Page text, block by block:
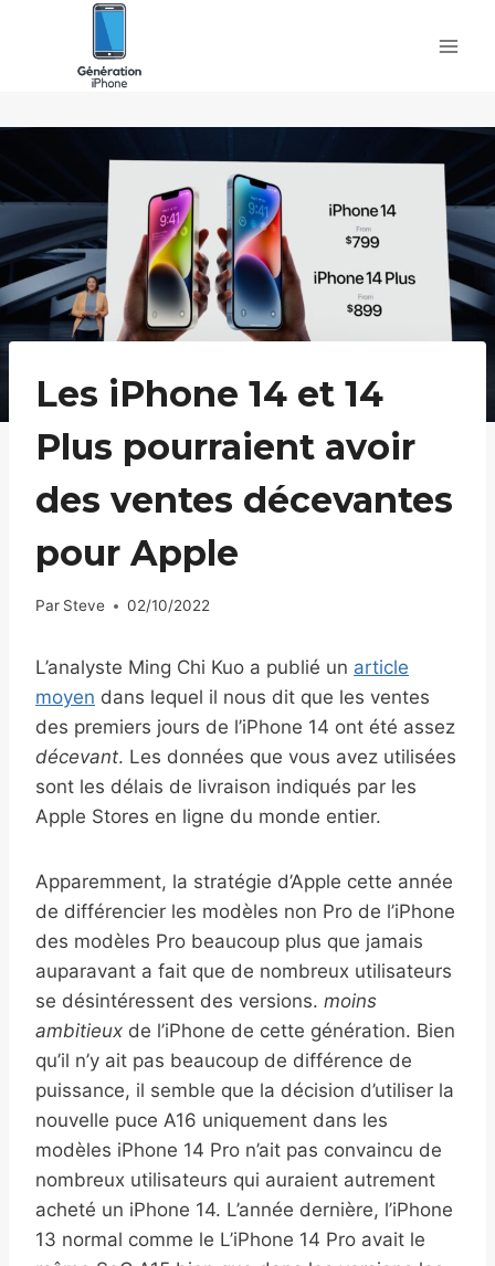
Les iPhone 14 et 14
Plus pourraient avoir
des ventes décevantes
pour Apple
Par Steve 02/10/2022
L’analyste Ming Chi Kuo a publié un article
moyen dans lequel il nous dit que les ventes
des premiers jours de l’iPhone 14 ont été assez
décevant. Les données que vous avez utilisées
sont les délais de livraison indiqués par les
Apple Stores en ligne du monde entier.
Apparemment, la stratégie d’Apple cette année
de différencier les modèles non Pro de l’iPhone
des modèles Pro beaucoup plus que jamais
auparavant a fait que de nombreux utilisateurs
se désintéressent des versions. moins
ambitieux de l’iPhone de cette génération. Bien
qu’il n’y ait pas beaucoup de différence de
puissance, il semble que la décision d’utiliser la
nouvelle puce A16 uniquement dans les
modèles iPhone 14 Pro n’ait pas convaincu de
nombreux utilisateurs qui auraient autrement
acheté un iPhone 14. L’année dernière, l’iPhone
13 normal comme le L’iPhone 14 Pro avait le